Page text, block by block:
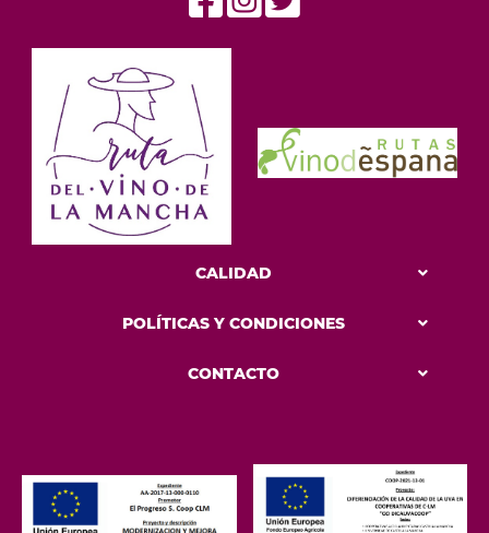
CALIDAD
POLÍTICAS Y CONDICIONES
CONTACTO